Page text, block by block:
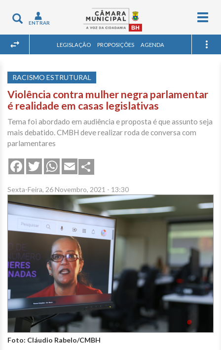
Toggle
navigation
ENTRAR
LEGISLAÇÃO PROPOSIÇÕES AGENDA
RACISMO ESTRUTURAL
Violência contra mulher negra parlamentar
é realidade em casas legislativas
Tema foi abordado em audiência e proposta é que assunto seja
mais debatido. CMBH deve realizar roda de conversa com
parlamentares
FacebookTwitterWhatsApp
Email
Sexta-Feira, 26 Novembro, 2021 - 13:30
Foto: Cláudio Rabelo/CMBH